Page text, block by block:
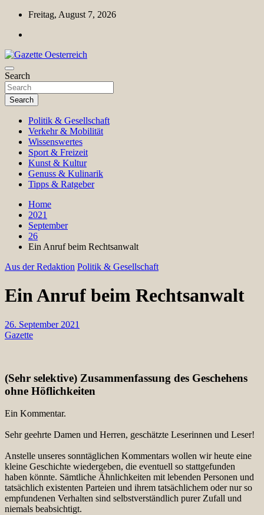
Skip
content
Freitag, August 7, 2026
Gazette Oesterreich
Magazin für Freizeit, Politik, Kultur & Wissenschaft
Search
Search
Politik & Gesellschaft
Verkehr & Mobilität
Wissenswertes
Sport & Freizeit
Kunst & Kultur
Genuss & Kulinarik
Tipps & Ratgeber
Home
2021
September
26
Ein Anruf beim Rechtsanwalt
Aus der Redaktion Politik & Gesellschaft
Ein Anruf beim Rechtsanwalt
26. September 2021
Gazette
(Sehr selektive) Zusammenfassung des Geschehens
ohne Höflichkeiten
Ein Kommentar.
Sehr geehrte Damen und Herren, geschätzte Leserinnen und Leser!
Anstelle unseres sonntäglichen Kommentars wollen wir heute eine
kleine Geschichte wiedergeben, die eventuell so stattgefunden
haben könnte. Sämtliche Ähnlichkeiten mit lebenden Personen und
tatsächlich existenten Parteien und ihrem tatsächlichem oder nur so
empfundenen Verhalten sind selbstverständlich purer Zufall und
niemals beabsichtigt.